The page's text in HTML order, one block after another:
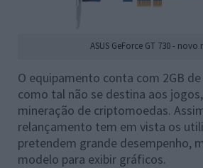
ASUS GeForce GT 730 -
O equipamento conta com 2GB
como tal não se destina aos
mineração de criptomoedas.
relançamento tem em vista os
pretendem grande desempenho,
modelo para exibir gráficos.